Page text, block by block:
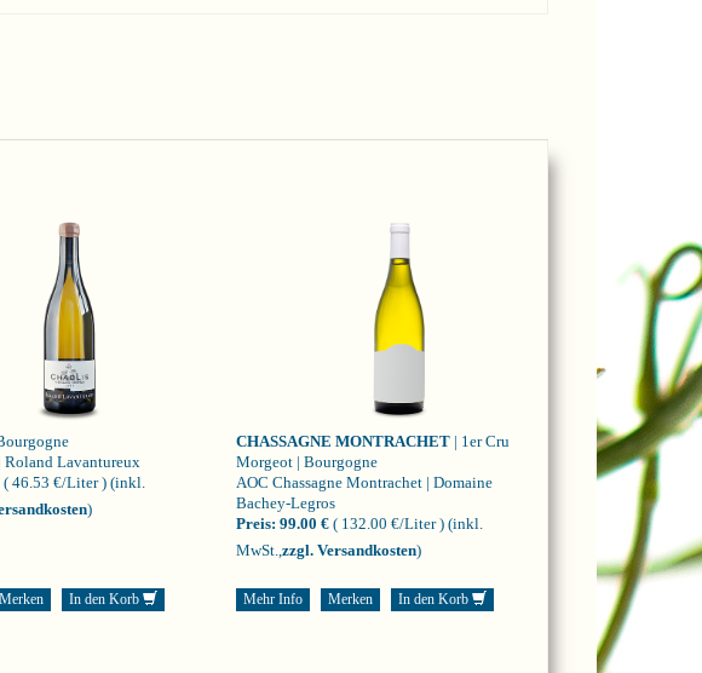
Roland Lavantureux
( 46.53 €/Liter ) (inkl.
)
Merken In den Korb
CHASSAGNE MONTRACHET | 1er Cru
Morgeot | Bourgogne
AOC Chassagne Montrachet | Domaine
Bachey-Legros
Preis: 99.00 € ( 132.00 €/Liter ) (inkl.
MwSt., zzgl. Versandkosten)
Mehr Info Merken In den Korb